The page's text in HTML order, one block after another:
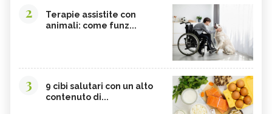
2
Terapie assistite con
animali: come funz...
3
9 cibi salutari con un alto
contenuto di...